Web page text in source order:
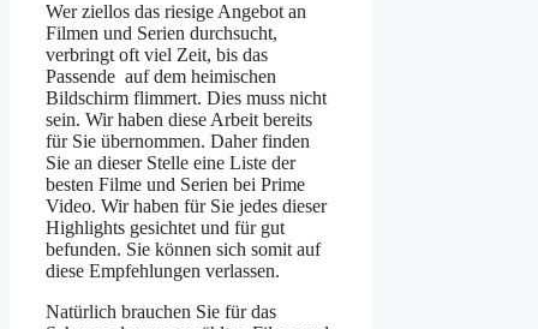
Wer ziellos das riesige Angebot an
Filmen und Serien durchsucht,
verbringt oft viel Zeit, bis das
Passende auf dem heimischen
Bildschirm flimmert. Dies muss nicht
sein. Wir haben diese Arbeit bereits
für Sie übernommen. Daher finden
Sie an dieser Stelle eine Liste der
besten Filme und Serien bei Prime
Video. Wir haben für Sie jedes dieser
Highlights gesichtet und für gut
befunden. Sie können sich somit auf
diese Empfehlungen verlassen.
Natürlich brauchen Sie für das